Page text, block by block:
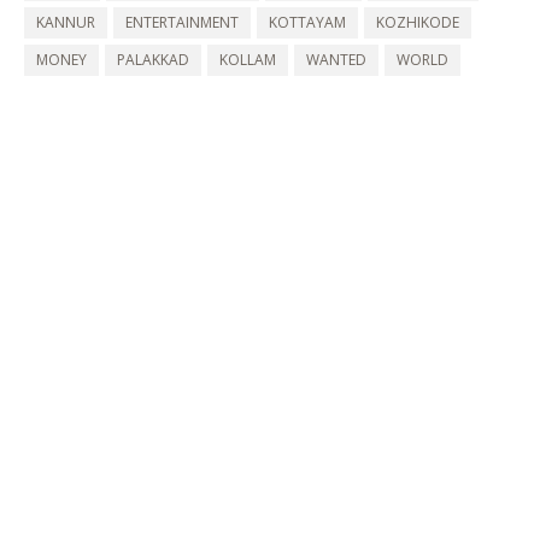
KANNUR
ENTERTAINMENT KOTTAYAM
KOZHIKODE
MONEY
PALAKKAD KOLLAM WANTED WORLD